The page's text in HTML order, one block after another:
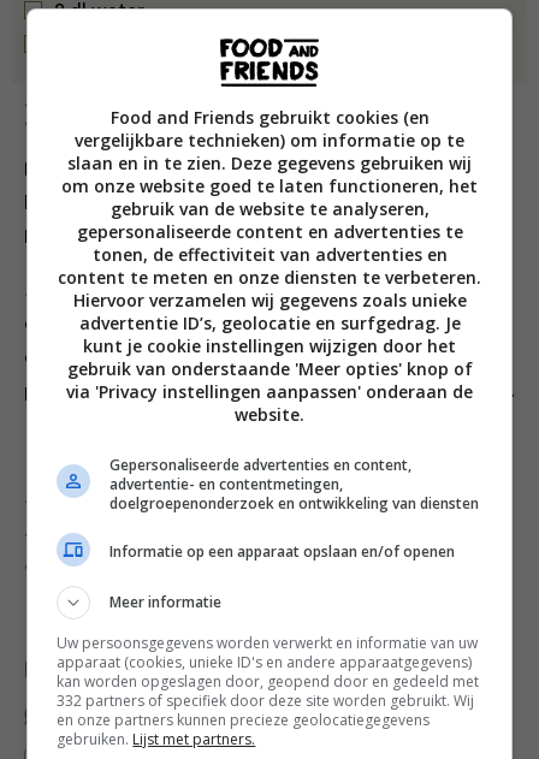
2 dl water
1 eetlepel kokosolie
Bereiding
Doe alles in een blender en druk op start. Zet de
blender uit wanneer je een gladde smoothie hebt.
Proost, op de toppen!
Lekker makkelijk:In plaats van alleen het sap uit de
citroen te persen, kun je de citroen ook schillen en in
de smoothie doen. Via de witte binnenschil krijg je alle
plantaardige vezels en extra veel antioxidanten binnen.
Dit recept is onderdeel van een gratis weekmenu met
recepten uit Food Pharmacy. Het hele weekmenu kun je
downloaden door op onderstaande afbeelding te klikken.
Deel dit recept
Food and Friends gebruikt cookies (en
vergelijkbare technieken) om informatie op te
slaan en in te zien. Deze gegevens gebruiken wij
om onze website goed te laten functioneren, het
gebruik van de website te analyseren,
gepersonaliseerde content en advertenties te
tonen, de effectiviteit van advertenties en
content te meten en onze diensten te verbeteren.
Hiervoor verzamelen wij gegevens zoals unieke
advertentie ID’s, geolocatie en surfgedrag. Je
kunt je cookie instellingen wijzigen door het
gebruik van onderstaande 'Meer opties' knop of
via 'Privacy instellingen aanpassen' onderaan de
website.
Gepersonaliseerde advertenties en content,
advertentie- en contentmetingen,
doelgroepenonderzoek en ontwikkeling van diensten
Informatie op een apparaat opslaan en/of openen
Meer informatie
Uw persoonsgegevens worden verwerkt en informatie van uw
apparaat (cookies, unieke ID's en andere apparaatgegevens)
kan worden opgeslagen door, geopend door en gedeeld met
332 partners of specifiek door deze site worden gebruikt. Wij
en onze partners kunnen precieze geolocatiegegevens
gebruiken. Lijst met partners.